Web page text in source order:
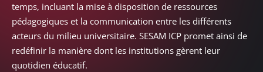
temps, incluant la mise à disposition de ressources
pédagogiques et la communication entre les différents
acteurs du milieu universitaire. SESAM ICP promet ainsi de
redéfinir la manière dont les institutions gèrent leur
quotidien éducatif.